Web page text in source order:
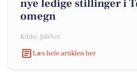
nye ledige stillinger i
omegn
Kilde: JobNet
Læs hele artiklen her